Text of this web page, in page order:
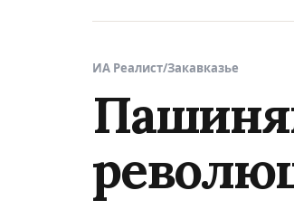
ИА Реалист/Закавказье